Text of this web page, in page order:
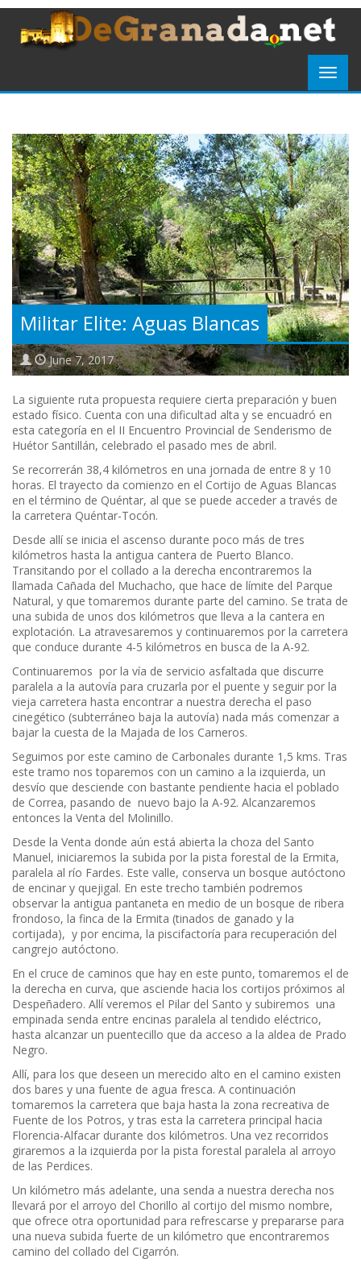
Militar Elite: Aguas Blancas
June 7, 2017
La siguiente ruta propuesta requiere cierta preparación y buen
estado físico. Cuenta con una dificultad alta y se encuadró en
esta categoría en el II Encuentro Provincial de Senderismo de
Huétor Santillán, celebrado el pasado mes de abril.
Se recorrerán 38,4 kilómetros en una jornada de entre 8 y 10
horas. El trayecto da comienzo en el Cortijo de Aguas Blancas
en el término de Quéntar, al que se puede acceder a través de
la carretera Quéntar-Tocón.
Desde allí se inicia el ascenso durante poco más de tres
kilómetros hasta la antigua cantera de Puerto Blanco.
Transitando por el collado a la derecha encontraremos la
llamada Cañada del Muchacho, que hace de límite del Parque
Natural, y que tomaremos durante parte del camino. Se trata de
una subida de unos dos kilómetros que lleva a la cantera en
explotación. La atravesaremos y continuaremos por la carretera
que conduce durante 4-5 kilómetros en busca de la A-92.
Continuaremos por la vía de servicio asfaltada que discurre
paralela a la autovía para cruzarla por el puente y seguir por la
vieja carretera hasta encontrar a nuestra derecha el paso
cinegético (subterráneo baja la autovía) nada más comenzar a
bajar la cuesta de la Majada de los Carneros.
Seguimos por este camino de Carbonales durante 1,5 kms. Tras
este tramo nos toparemos con un camino a la izquierda, un
desvío que desciende con bastante pendiente hacia el poblado
de Correa, pasando de nuevo bajo la A-92. Alcanzaremos
entonces la Venta del Molinillo.
Desde la Venta donde aún está abierta la choza del Santo
Manuel, iniciaremos la subida por la pista forestal de la Ermita,
paralela al río Fardes. Este valle, conserva un bosque autóctono
de encinar y quejigal. En este trecho también podremos
observar la antigua pantaneta en medio de un bosque de ribera
frondoso, la finca de la Ermita (tinados de ganado y la
cortijada), y por encima, la piscifactoría para recuperación del
cangrejo autóctono.
En el cruce de caminos que hay en este punto, tomaremos el de
la derecha en curva, que asciende hacia los cortijos próximos al
Despeñadero. Allí veremos el Pilar del Santo y subiremos una
empinada senda entre encinas paralela al tendido eléctrico,
hasta alcanzar un puentecillo que da acceso a la aldea de Prado
Negro.
Allí, para los que deseen un merecido alto en el camino existen
dos bares y una fuente de agua fresca. A continuación
tomaremos la carretera que baja hasta la zona recreativa de
Fuente de los Potros, y tras esta la carretera principal hacia
Florencia-Alfacar durante dos kilómetros. Una vez recorridos
giraremos a la izquierda por la pista forestal paralela al arroyo
de las Perdices.
Un kilómetro más adelante, una senda a nuestra derecha nos
llevará por el arroyo del Chorillo al cortijo del mismo nombre,
que ofrece otra oportunidad para refrescarse y prepararse para
una nueva subida fuerte de un kilómetro que encontraremos
camino del collado del Cigarrón.